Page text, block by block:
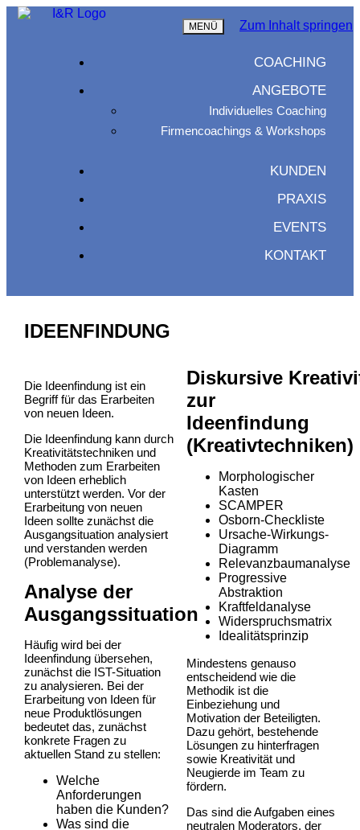
MENÜ Zum Inhalt springen
COACHING
ANGEBOTE
Individuelles Coaching
Firmencoachings & Workshops
KUNDEN
PRAXIS
EVENTS
KONTAKT
IDEENFINDUNG
Die Ideenfindung ist ein
Begriff für das Erarbeiten
von neuen Ideen.
Die Ideenfindung kann durch
Kreativitätstechniken und
Methoden zum Erarbeiten
von Ideen erheblich
unterstützt werden. Vor der
Erarbeitung von neuen
Ideen sollte zunächst die
Ausgangsituation analysiert
und verstanden werden
(Problemanalyse).
Analyse der
Ausgangssituation
Häufig wird bei der
Ideenfindung übersehen,
zunächst die IST-Situation
zu analysieren. Bei der
Erarbeitung von Ideen für
neue Produktlösungen
bedeutet das, zunächst
konkrete Fragen zu
aktuellen Stand zu stellen:
Welche
Anforderungen
haben die Kunden?
Was sind die
Diskursive
zur
Ideenfindung
(Kreativtechniken)
Morphologischer
Kasten
SCAMPER
Osborn-Checkliste
Ursache-Wirkungs-
Diagramm
Relevanzbaumanalyse
Progressive
Abstraktion
Kraftfeldanalyse
Widerspruchsmatrix
Idealitätsprinzip
Mindestens genauso
entscheidend wie die
Methodik ist die
Einbeziehung und
Motivation der Beteiligten.
Dazu gehört, bestehende
Lösungen zu hinterfragen
sowie Kreativität und
Neugierde im Team zu
fördern.
Das sind die Aufgaben eines
neutralen Moderators, der